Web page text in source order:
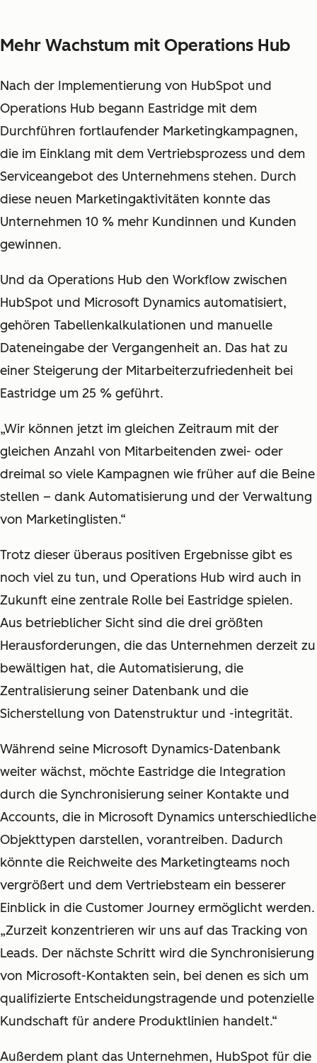
Mehr Wachstum mit Operations Hub
Nach der Implementierung von HubSpot und
Operations Hub begann Eastridge mit dem
Durchführen fortlaufender Marketingkampagnen,
die im Einklang mit dem Vertriebsprozess und dem
Serviceangebot des Unternehmens stehen. Durch
diese neuen Marketingaktivitäten konnte das
Unternehmen 10 % mehr Kundinnen und Kunden
gewinnen.
Und da Operations Hub den Workflow zwischen
HubSpot und Microsoft Dynamics automatisiert,
gehören Tabellenkalkulationen und manuelle
Dateneingabe der Vergangenheit an. Das hat zu
einer Steigerung der Mitarbeiterzufriedenheit bei
Eastridge um 25 % geführt.
„Wir können jetzt im gleichen Zeitraum mit der
gleichen Anzahl von Mitarbeitenden zwei- oder
dreimal so viele Kampagnen wie früher auf die Beine
stellen – dank Automatisierung und der Verwaltung
von Marketinglisten.“
Trotz dieser überaus positiven Ergebnisse gibt es
noch viel zu tun, und Operations Hub wird auch in
Zukunft eine zentrale Rolle bei Eastridge spielen.
Aus betrieblicher Sicht sind die drei größten
Herausforderungen, die das Unternehmen derzeit zu
bewältigen hat, die Automatisierung, die
Zentralisierung seiner Datenbank und die
Sicherstellung von Datenstruktur und -integrität.
Während seine Microsoft Dynamics-Datenbank
weiter wächst, möchte Eastridge die Integration
durch die Synchronisierung seiner Kontakte und
Accounts, die in Microsoft Dynamics unterschiedliche
Objekttypen darstellen, vorantreiben. Dadurch
könnte die Reichweite des Marketingteams noch
vergrößert und dem Vertriebsteam ein besserer
Einblick in die Customer Journey ermöglicht werden.
„Zurzeit konzentrieren wir uns auf das Tracking von
Leads. Der nächste Schritt wird die Synchronisierung
von Microsoft-Kontakten sein, bei denen es sich um
qualifizierte Entscheidungstragende und potenzielle
Kundschaft für andere Produktlinien handelt.“
Außerdem plant das Unternehmen, HubSpot für die